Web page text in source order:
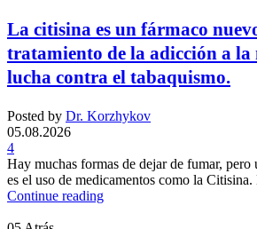
La citisina es un fármaco
tratamiento de la adicción a la
lucha contra el tabaquismo.
Posted by Dr. Korzhykov
05.08.2026
4
Hay muchas formas de dejar de fumar, pero
es el uso de medicamentos como la Citisina.
Continue reading